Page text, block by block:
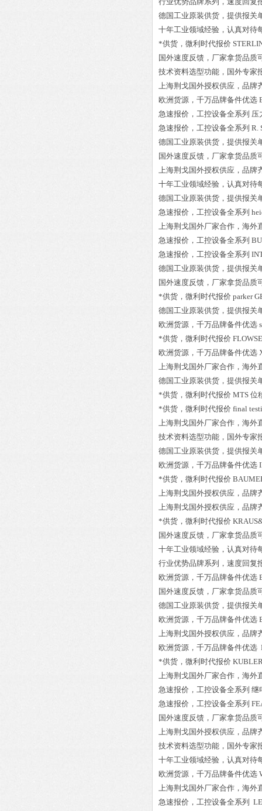
德国工业原装供货，提供报关
十年工业领域经验，认真对待
*供货，微利时代报价
国外速度反馈，厂家拿货品质
技术资料选型功能，国外专家
上海荆戈国外授权供应，品牌
欧洲货源，千万品牌备件优选
急速报价，工控设备全系列 压
急速报价，工控设备全系列 R.
德国工业原装供货，提供报关
国外速度反馈，厂家拿货品质
上海荆戈国外授权供应，品牌
十年工业领域经验，认真对待
德国工业原装供货，提供报关
急速报价，工控设备全系列
上海荆戈国外厂家合作，海外
急速报价，工控设备全系列
急速报价，工控设备全系列
德国工业原装供货，提供报关
国外速度反馈，厂家拿货品质
*供货，微利时代报价 parker
德国工业原装供货，提供报关
欧洲货源，千万品牌备件优选
*供货，微利时代报价
欧洲货源，千万品牌备件优选
上海荆戈国外厂家合作，海外
德国工业原装供货，提供报关
*供货，微利时代报价 MTS 位
*供货，微利时代报价 final
上海荆戈国外厂家合作，海外
技术资料选型功能，国外专家
德国工业原装供货，提供报关
欧洲货源，千万品牌备件优选
*供货，微利时代报价
上海荆戈国外授权供应，品牌
上海荆戈国外授权供应，品牌
*供货，微利时代报价
国外速度反馈，厂家拿货品质
十年工业领域经验，认真对待
行业优势品牌系列，速度回复
欧洲货源，千万品牌备件优选
国外速度反馈，厂家拿货品质
德国工业原装供货，提供报关
欧洲货源，千万品牌备件优选
上海荆戈国外授权供应，品牌
欧洲货源，千万品牌备件优选
*供货，微利时代报价
上海荆戈国外厂家合作，海外
急速报价，工控设备全系列 继
急速报价，工控设备全系列
国外速度反馈，厂家拿货品质
上海荆戈国外授权供应，品牌
技术资料选型功能，国外专家
十年工业领域经验，认真对待
欧洲货源，千万品牌备件优选
上海荆戈国外厂家合作，海外
急速报价，工控设备全系列